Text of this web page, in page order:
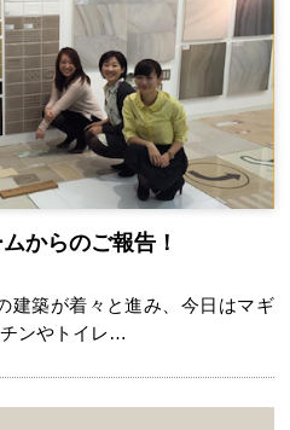
からのご報告！
建築が着々と進み、今日はマギ
ンやトイレ…